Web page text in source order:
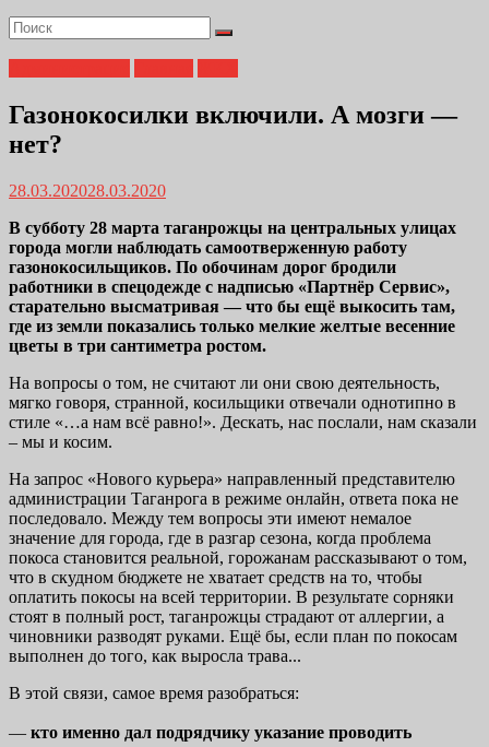
Газонокосилки включили. А мозги —
нет?
28.03.202028.03.2020
В субботу 28 марта таганрожцы на центральных улицах
города могли наблюдать самоотверженную работу
газонокосильщиков. По обочинам дорог бродили
работники в спецодежде с надписью «Партнёр Сервис»,
старательно высматривая — что бы ещё выкосить там,
где из земли показались только мелкие желтые весенние
цветы в три сантиметра ростом.
На вопросы о том, не считают ли они свою деятельность,
мягко говоря, странной, косильщики отвечали однотипно в
стиле «…а нам всё равно!». Дескать, нас послали, нам сказали
– мы и косим.
На запрос «Нового курьера» направленный представителю
администрации Таганрога в режиме онлайн, ответа пока не
последовало. Между тем вопросы эти имеют немалое
значение для города, где в разгар сезона, когда проблема
покоса становится реальной, горожанам рассказывают о том,
что в скудном бюджете не хватает средств на то, чтобы
оплатить покосы на всей территории. В результате сорняки
стоят в полный рост, таганрожцы страдают от аллергии, а
чиновники разводят руками. Ещё бы, если план по покосам
выполнен до того, как выросла трава...
В этой связи, самое время разобраться:
— кто именно дал подрядчику указание проводить